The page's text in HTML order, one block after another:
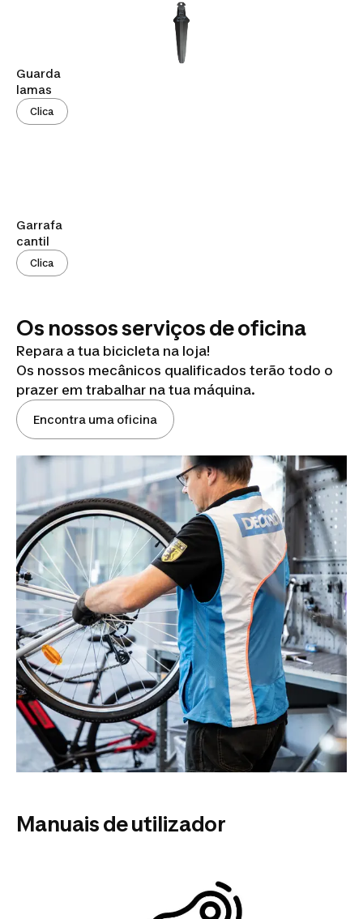
Guarda
lamas
Clica
Garrafa
cantil
Clica
Os nossos serviços de oficina
Repara a tua bicicleta na loja!
Os nossos mecânicos qualificados terão todo o
prazer em trabalhar na tua máquina.
Encontra uma oficina
Manuais de utilizador